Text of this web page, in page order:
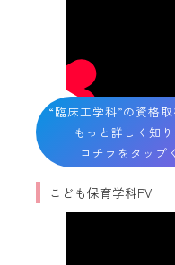
“臨床工学科”の資格
もっと詳しく知
コチラをタップ
こども保育学科PV